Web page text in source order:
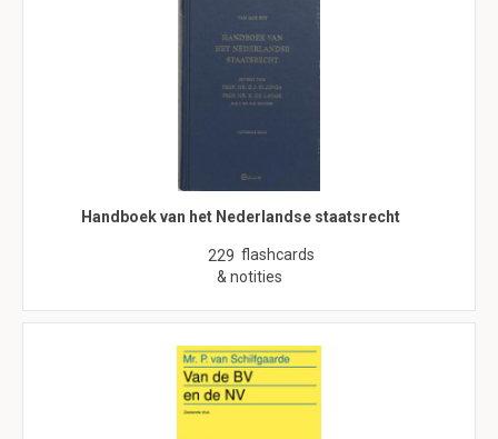
Handboek van het Nederlandse staatsrecht
229 flashcards
& notities